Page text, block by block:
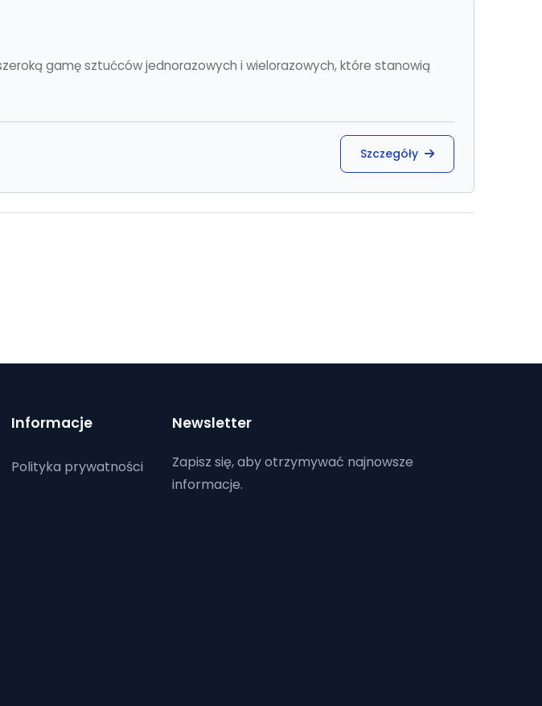
gamę sztućców jednorazowych i wielorazowych, które stanowią
Szczegóły
Informacje
Polityka prywatności
Newsletter
Zapisz się, aby otrzymywać najnowsze
informacje.